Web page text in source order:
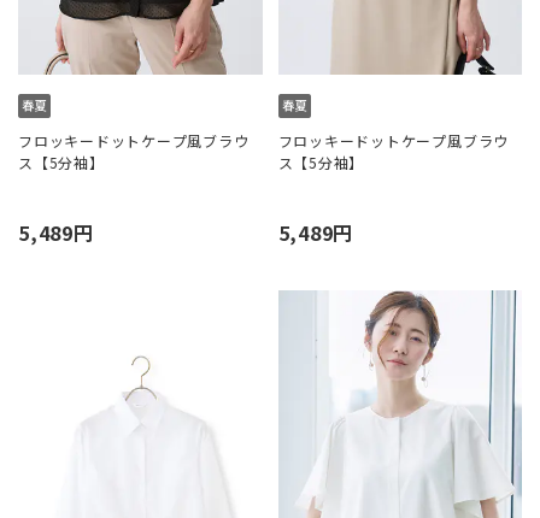
フロッキードットケープ風ブラウ
ス【5分袖】
5,489円
フロッキードットケープ風ブラウ
ス【5分袖】
5,489円